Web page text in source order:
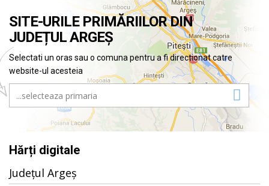
SITE-URILE PRIMĂRIILOR DIN
JUDEȚUL ARGEȘ
Selectati un oras sau o comuna pentru a fi directionat catre
website-ul acesteia
Hărți digitale
Județul Argeș